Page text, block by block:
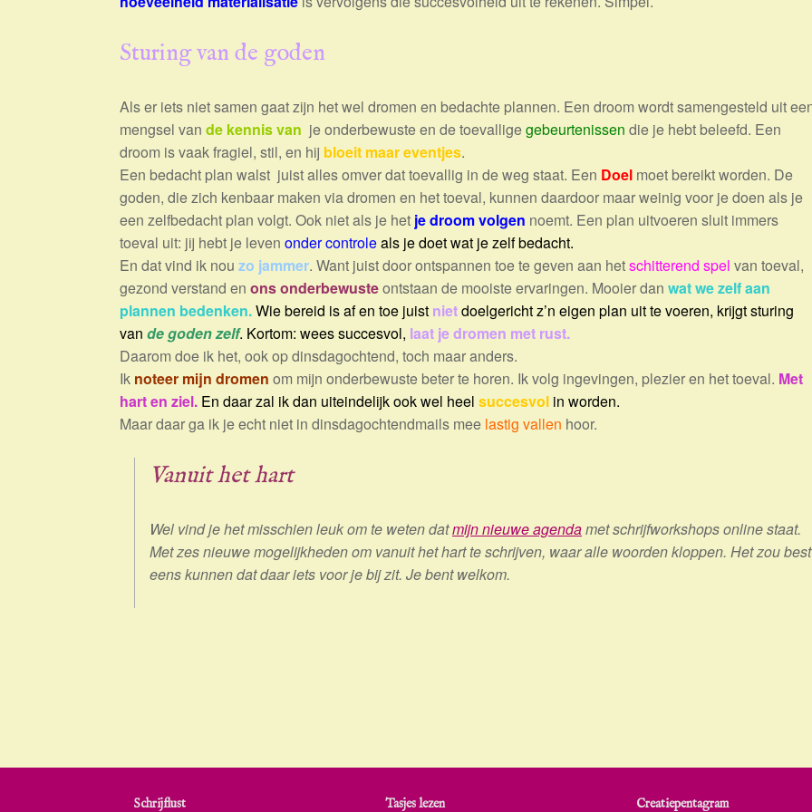
Sturing van de goden
Als er iets niet samen gaat zijn het wel dromen en bedachte plannen. Een droom wordt samengesteld uit
mengsel van de kennis van je onderbewuste en de toevalligegebeurtenissen die je hebt beleefd. Een
droom is vaak fragiel, stil, en hij bloeit maar eventjes.
Een bedacht plan walst juist alles omver dat toevallig in de weg staat. Een Doel moet bereikt worden. De
goden, die zich kenbaar maken via dromen en het toeval, kunnen daardoor maar weinig voor je doen als je
een zelfbedacht plan volgt. Ook niet als je het je droom volgen noemt. Een plan uitvoeren sluit immers
toeval uit: jij hebt je leven onder controleals je doet wat je zelf bedacht.
En dat vind ik nou zo jammer. Want juist door ontspannen toe te geven aan hetschitterend spel van toeval,
gezond verstand en ons onderbewusteontstaan de mooiste ervaringen. Mooier dan wat we zelf aan
plannen bedenken.Wie bereid is af en toe juist nietdoelgericht z’n eigen plan uit te voeren, krijgt sturing
van de goden zelf. Kortom: wees succesvol, laat je dromen met rust.
Daarom doe ik het, ook op dinsdagochtend, toch maar anders.
Ik noteer mijn dromen om mijn onderbewuste beter te horen. Ik volg ingevingen, plezier en het toeval. Met
hart en ziel. En daar zal ik dan uiteindelijk ook wel heel succesvol in worden.
Maar daar ga ik je echt niet in dinsdagochtendmails mee lastig vallen hoor.
Vanuit het hart
Wel vind je het misschien leuk om te weten datmijn nieuwe agendamet schrijfworkshops online staat.
Met zes nieuwe mogelijkheden om vanuit het hart te schrijven, waar alle woorden kloppen. Het zou best
eens kunnen dat daar iets voor je bij zit. Je bent welkom.
Schrijflust Tasjes lezen Creatiepentagram